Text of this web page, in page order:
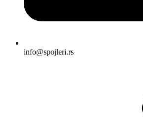
info@spojleri.rs